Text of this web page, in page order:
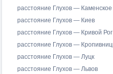
расстояние Глухов — Каменское
расстояние Глухов — Киев
расстояние Глухов — Кривой Рог
расстояние Глухов —
расстояние Глухов — Луцк
расстояние Глухов — Львов